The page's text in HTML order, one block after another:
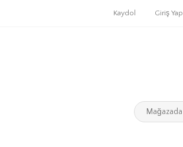
Kaydol Giriş Yap